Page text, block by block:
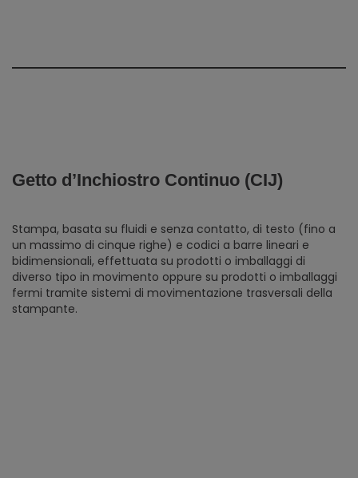
Getto d’Inchiostro Continuo (CIJ)
Stampa, basata su fluidi e senza contatto, di testo (fino a
un massimo di cinque righe) e codici a barre lineari e
bidimensionali, effettuata su prodotti o imballaggi di
diverso tipo in movimento oppure su prodotti o imballaggi
fermi tramite sistemi di movimentazione trasversali della
stampante.